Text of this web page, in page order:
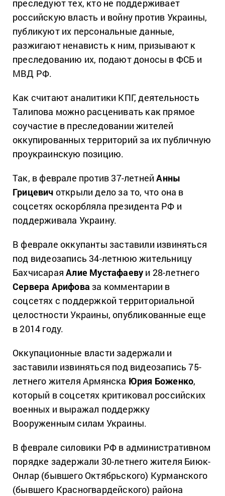
преследуют тех, кто не поддерживает
российскую власть и войну против Украины,
публикуют их персональные данные,
разжигают ненависть к ним, призывают к
преследованию их, подают доносы в ФСБ и
МВД РФ.
Как считают аналитики КПГ, деятельность
Талипова можно расценивать как прямое
соучастие в преследовании жителей
оккупированных территорий за их публичную
проукраинскую позицию.
Так, в феврале против 37-летнейАнны
Грицевич открыли дело за то, что она в
соцсетях оскорбляла президента РФ и
поддерживала Украину.
В феврале оккупанты заставили извиняться
под видеозапись 34-летнюю жительницу
БахчисараяАлие Мустафаеву и 28-летнего
Сервера Арифова за комментарии в
соцсетях с поддержкой территориальной
целостности Украины, опубликованные еще
в 2014 году.
Оккупационные власти задержали и
заставили извиняться под видеозапись 75-
летнего жителя Армянска Юрия Боженко,
который в соцсетях критиковал российских
военных и выражал поддержку
Вооруженным силам Украины.
В феврале силовики РФ в административном
порядке задержали 30-летнего жителя Биюк-
Онлар (бывшего Октябрьского) Курманского
(бывшего Красногвардейского) района